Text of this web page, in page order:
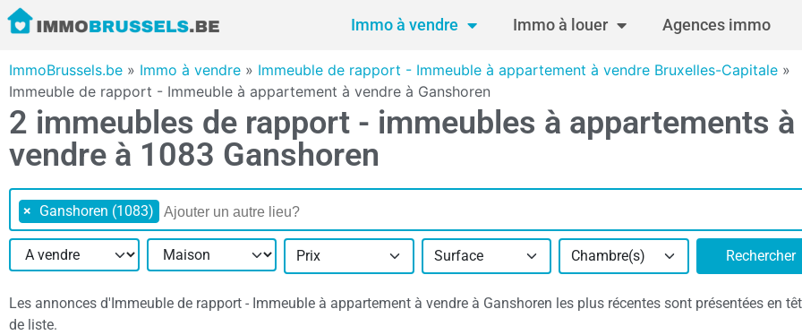
Immo à vendre Immo à louer Agences immo
ImmoBrussels.be » Immo à vendre » Immeuble de rapport - Immeuble à appartement à vendre Bruxelles-Capitale »
Immeuble de rapport - Immeuble à appartement à vendre à Ganshoren
2 immeubles de rapport - immeubles à appartements à
vendre à 1083 Ganshoren
× Ganshoren (1083)
Prix Surface Chambre(s) Rechercher
Les annonces d'Immeuble de rapport - Immeuble à appartement à vendre à Ganshoren les plus récentes sont présentées en
de liste.